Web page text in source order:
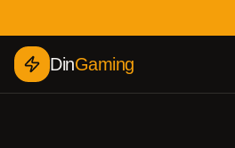
DinGaming